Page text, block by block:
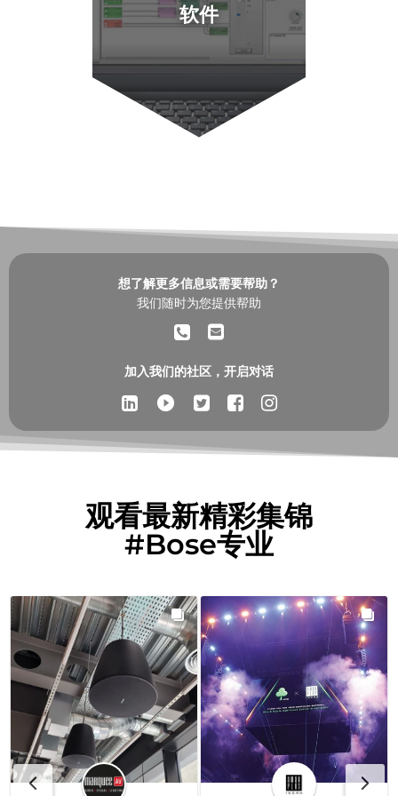
软件
想了解更多信息或需要帮助？
我们随时为您提供帮助
加入我们的社区，开启对话
play_circle_filled
观看最新精彩集锦
#Bose专业